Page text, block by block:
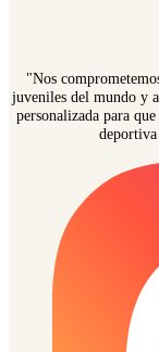
"Nos
juveniles del mundo y
personalizada para